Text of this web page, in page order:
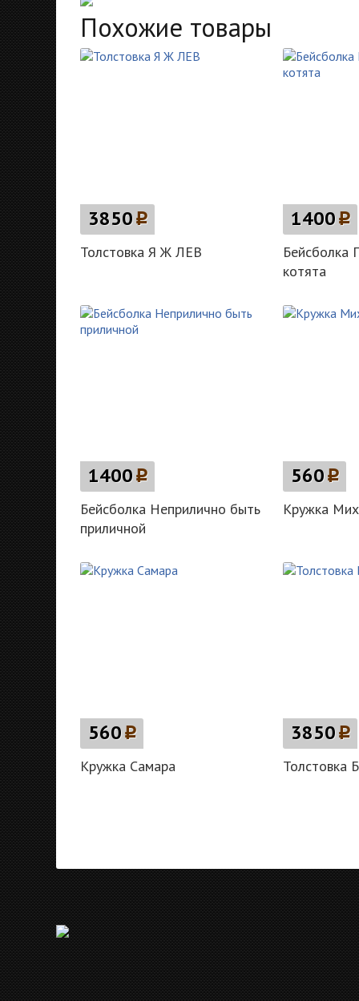
Похожие товары
3850p
Толстовка Я Ж ЛЕВ
1400p
Бейсболка
котята
1400p
Бейсболка Неприлично быть
приличной
560p
Кружка
560p
Кружка Самара
3850p
Толстовка